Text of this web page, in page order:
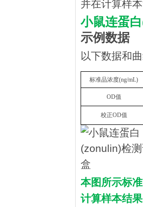
并在计算样
小鼠连蛋白
示例数据
以下数据和
标准品浓度(ng/mL)
OD值
校正OD值
本图所示标
计算样本结果